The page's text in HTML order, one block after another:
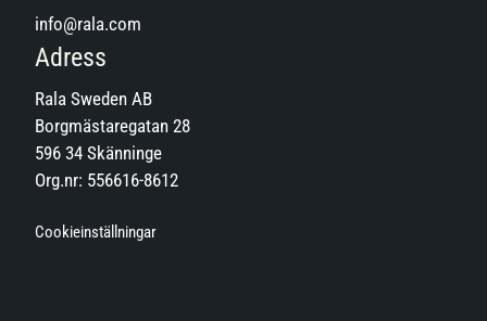
info@rala.com
Adress
Rala Sweden AB
Borgmästaregatan 28
596 34 Skänninge
Org.nr: 556616-8612
Cookieinställningar